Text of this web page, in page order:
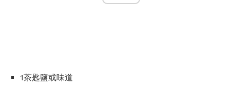
1茶匙鹽或味道